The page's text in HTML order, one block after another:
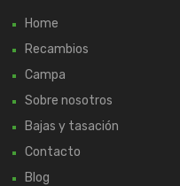
Home
Recambios
Campa
Sobre nosotros
Bajas y tasación
Contacto
Blog